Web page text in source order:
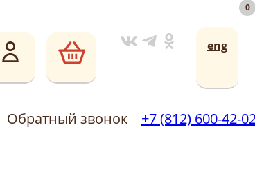
+7 (812) 600-42-02
0
eng
Обратный звонок +7 (812) 600-42-